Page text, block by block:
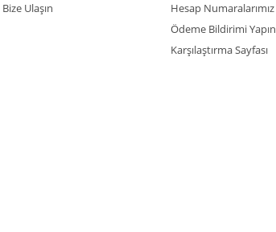
Bize Ulaşın
Hesap Numaralarımız
Ödeme Bildirimi Yapın
Karşılaştırma Sayfası